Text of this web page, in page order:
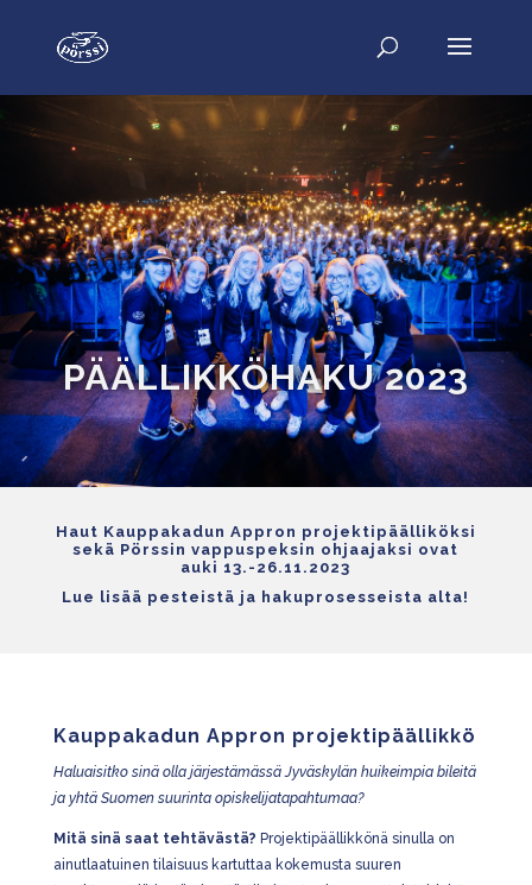
PÄÄLLIKKÖHAKU 2023
Haut Kauppakadun Appron projektipäälliköksi
sekä Pörssin vappuspeksin ohjaajaksi ovat
auki 13.-26.11.2023
Lue lisää pesteistä ja hakuprosesseista alta!
Kauppakadun Appron projektipäällikkö
Haluaisitko sinä olla järjestämässä Jyväskylän huikeimpia bileitä
ja yhtä Suomen suurinta opiskelijatapahtumaa?
Mitä sinä saat tehtävästä? Projektipäällikkönä sinulla on
ainutlaatuinen tilaisuus kartuttaa kokemusta suuren